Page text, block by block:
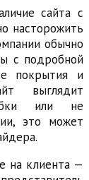
сайта с
насторожить
обычно
с подробной
покрытия и
выглядит
или не
это может
на клиента —